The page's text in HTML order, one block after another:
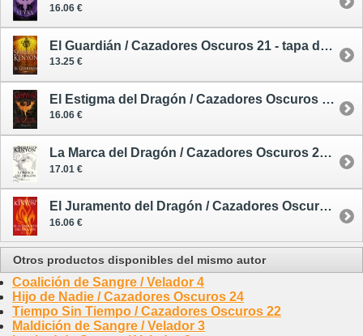
16.06 €
El Guardián / Cazadores Oscuros 21 - tapa dura
13.25 €
El Estigma del Dragón / Cazadores Oscuros 25 - rústica
16.06 €
La Marca del Dragón / Cazadores Oscuros 26 - rústica
17.01 €
El Juramento del Dragón / Cazadores Oscuros 27 - rústica
16.06 €
Otros productos disponibles del mismo autor
Coalición de Sangre / Velador 4
Hijo de Nadie / Cazadores Oscuros 24
Tiempo Sin Tiempo / Cazadores Oscuros 22
Maldición de Sangre / Velador 3